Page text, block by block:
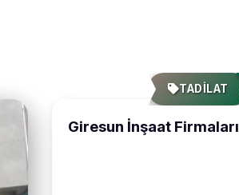
TADİLAT
Giresun İnşaat Firmaları